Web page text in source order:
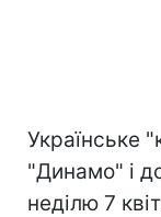
Українське
"Динамо" і
неділю 7